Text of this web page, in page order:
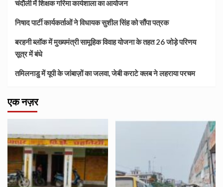
चंदौली में शिक्षक गरिमा कार्यशाला का आयोजन
निषाद पार्टी कार्यकर्ताओं ने विधायक सुशील सिंह को सौंपा पत्रक
बरहनी ब्लॉक में मुख्यमंत्री सामूहिक विवाह योजना के तहत 26 जोड़े परिणय
सूत्र में बंधे
तमिलनाडु में यूपी के जांबाज़ों का जलवा, जेबी कराटे क्लब ने लहराया परचम
एक नज़र